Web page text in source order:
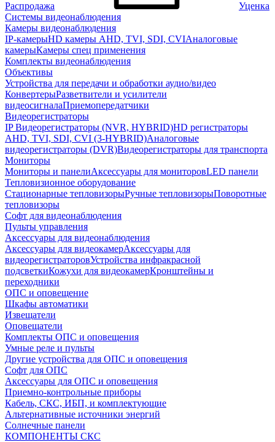
Распродажа
Уценка
Системы видеонаблюдения
Камеры видеонаблюдения
IP-камерыHD камеры AHD, TVI, SDI, CVIАналоговые
камерыКамеры спец применения
Комплекты видеонаблюдения
Объективы
Устройства для передачи и обработки аудио/видео
КонвертерыРазветвители и усилители
видеосигналаПриемопередатчики
Видеорегистраторы
IP Видеорегистраторы (NVR, HYBRID)HD регистраторы
AHD, TVI, SDI, CVI (3-HYBRID)Аналоговые
видеорегистраторы (DVR)Видеорегистраторы для транспорта
Мониторы
Мониторы и панелиАксессуары для мониторовLED панели
Тепловизионное оборудование
Стационарные тепловизорыРучные тепловизорыПоворотные
тепловизоры
Софт для видеонаблюдения
Пульты управления
Аксессуары для видеонаблюдения
Аксессуары для видеокамерАксессуары для
видеорегистраторовУстройства инфракрасной
подсветкиКожухи для видеокамерКронштейны и
переходники
ОПС и оповещение
Шкафы автоматики
Извещатели
Оповещатели
Комплекты ОПС и оповещения
Умные реле и пульты
Другие устройства для ОПС и оповещения
Софт для ОПС
Аксессуары для ОПС и оповещения
Приемно-контрольные приборы
Кабель, СКС, ИБП, и комплектующие
Альтернативные источники энергий
Солнечные панели
КОМПОНЕНТЫ СКС